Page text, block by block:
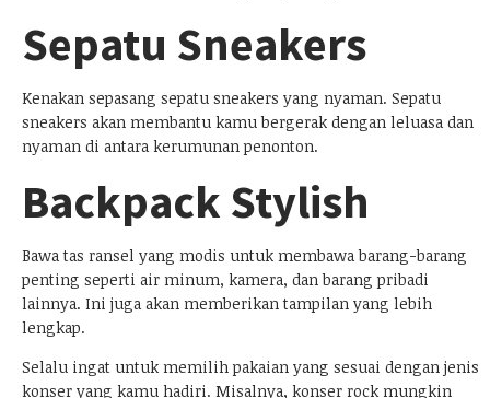
Sepatu Sneakers
Kenakan sepasang sepatu sneakers yang nyaman. Sepatu
sneakers akan membantu kamu bergerak dengan leluasa dan
nyaman di antara kerumunan penonton.
Backpack Stylish
Bawa tas ransel yang modis untuk membawa barang-barang
penting seperti air minum, kamera, dan barang pribadi
lainnya. Ini juga akan memberikan tampilan yang lebih
lengkap.
Selalu ingat untuk memilih pakaian yang sesuai dengan jenis
konser yang kamu hadiri. Misalnya, konser rock mungkin